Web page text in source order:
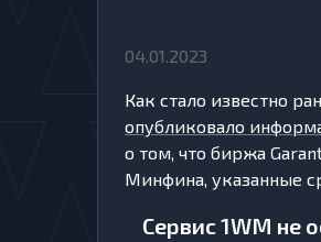
04.01.2023
Как стало известно
опубликовало
о том, что биржа
Минфина, указанные
Сервис 1WM не